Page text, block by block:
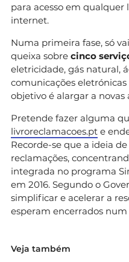
para acesso em qualquer
internet.
Numa primeira fase, só
queixa sobre cinco
eletricidade, gás natural,
comunicações eletrónicas
objetivo é alargar a novas
Pretende fazer alguma
livroreclamacoes.pt e
Recorde-se que a ideia
reclamações,
integrada no programa
em 2016. Segundo o
simplificar e acelerar a
esperam encerrados num
Veja também